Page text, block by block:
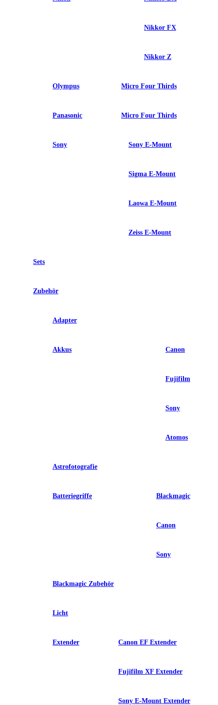
Nikkor FX
Nikkor Z
Olympus Micro Four Thirds
Panasonic Micro Four Thirds
Sony Sony E-Mount
Sigma E-Mount
Laowa E-Mount
Zeiss E-Mount
Sets
Zubehör
Adapter
Akkus Canon
Fujifilm
Sony
Atomos
Astrofotografie
Batteriegriffe Blackmagic
Canon
Sony
Blackmagic Zubehör
Licht
Extender Canon EF Extender
Fujifilm XF Extender
Sony E-Mount Extender